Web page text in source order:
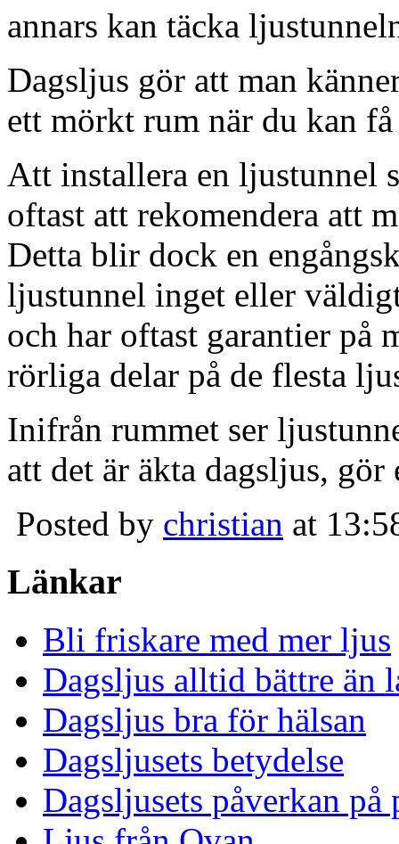
annars kan täcka
Dagsljus gör att man
ett mörkt rum när du kan
Att installera en ljustunnel
oftast att rekomendera att
Detta blir dock en
ljustunnel inget eller
och har oftast garantier på
rörliga delar på de flesta
Inifrån rummet ser
att det är äkta dagsljus,
Posted by christian at
Länkar
Bli friskare med mer ljus
Dagsljus alltid bättre än
Dagsljus bra för hälsan
Dagsljusets betydelse
Dagsljusets påverkan på